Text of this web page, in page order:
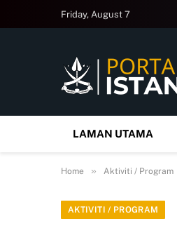
Friday, August 7
LAMAN UTAMA
Home » Aktiviti / Program
AKTIVITI / PROGRAM